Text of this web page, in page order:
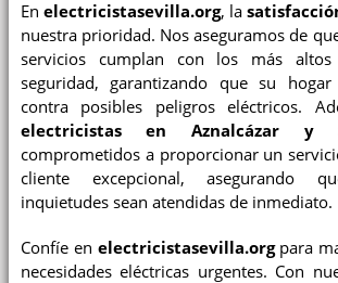
En electricistasevilla.org, la
nuestra prioridad. Nos aseguramos de
servicios cumplan con los más altos
seguridad, garantizando que su
contra posibles peligros eléctricos.
electricistas en Aznalcázar y
comprometidos a proporcionar un
cliente excepcional, asegurando
inquietudes sean atendidas de inmediato.
Confíe en electricistasevilla.orgpara
necesidades eléctricas urgentes. Con